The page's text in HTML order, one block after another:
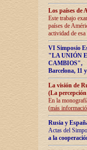
Los países de
Este trabajo
países de
actividad de
VI Simposio
"LA UNIÓN
CAMBIOS",
Barcelona, 11
La visión de
(La
En la
(más
Rusia y
Actas del
a la